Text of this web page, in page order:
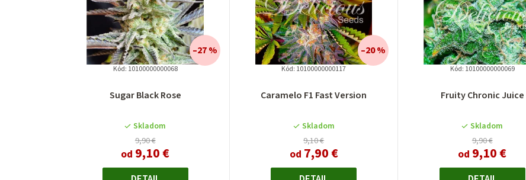
Sugar Black Rose
Skladom
9,90 €
od 9,10 €
–27 %
Kód: 10100000000068
Caramelo F1 Fast Version
Skladom
9,10 €
od 7,90 €
–20 %
Kód: 10100000000117
Fruity Chronic Juice
Skladom
9,90 €
od 9,10 €
Kód: 10100000000069